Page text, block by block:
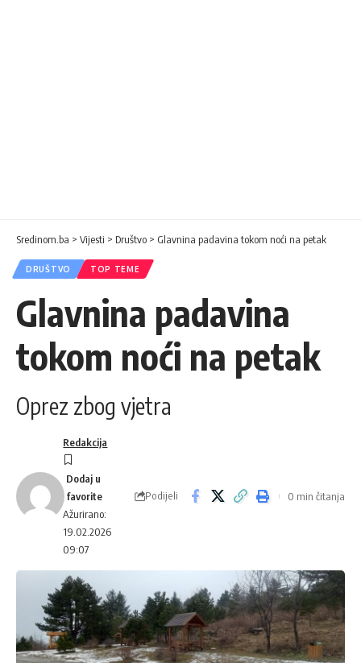
Sredinom.ba > Vijesti > Društvo > Glavnina padavina tokom noći na petak
DRUŠTVO TOP TEME
Glavnina padavina
tokom noći na petak
Oprez zbog vjetra
Ažurirano:
19.02.2026
09:07
Redakcija
Podijeli 0 min čitanja